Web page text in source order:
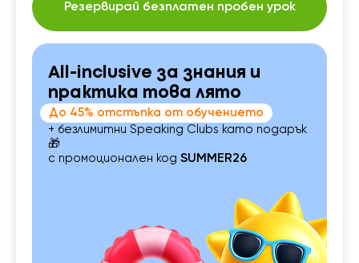
Резервирай безплатен пробен урок
All-inclusive за знания и
практика това лято
До 45% отстъпка от обучението
+ безлимитни Speaking Clubs като подарък
🎁
с промоционален код SUMMER26